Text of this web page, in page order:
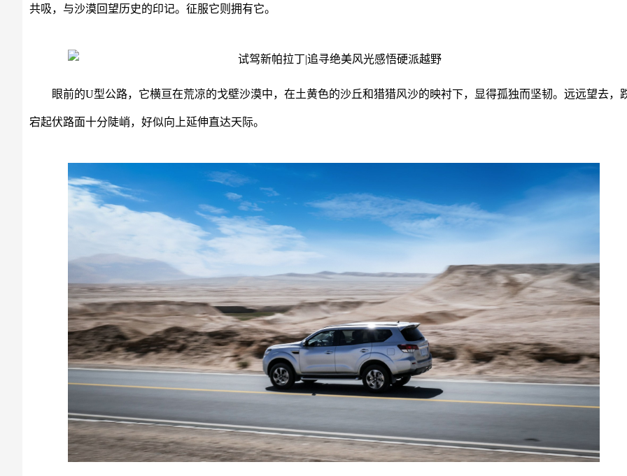
共吸，与沙漠回望历史的印记。征服它则拥有它。
眼前的U型公路，它横亘在荒凉的戈壁沙漠中，在土黄色的沙丘和猎猎风沙的映衬下，显得孤独而坚韧。远远望去，
宕起伏路面十分陡峭，好似向上延伸直达天际。